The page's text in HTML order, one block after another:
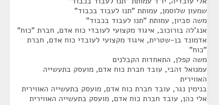
שמעון שלוסמן, עמותת "תנו לעבוד בכבוד"
משה סביון, עמותת "תנו לעבוד בכבוד"
אנג'לה בורוכוב, איגוד מקצועי לעובדי כוח אדם, חברת "כוח"
אדמונד בן-שטרית, איגוד מקצועי לעובדי כוח אדם, חברת
"כוח"
משה קפלן, התאחדות הקבלנים
עמנואל זהבי, עובד חברת כוח אדם, מועסק בתעשייה
האווירית
בנימין נגר, עובד חברת כוח אדם, מועסק בתעשייה האווירית
אלי כהן, עובד חברת כוח אדם, מועסק בתעשייה האווירית